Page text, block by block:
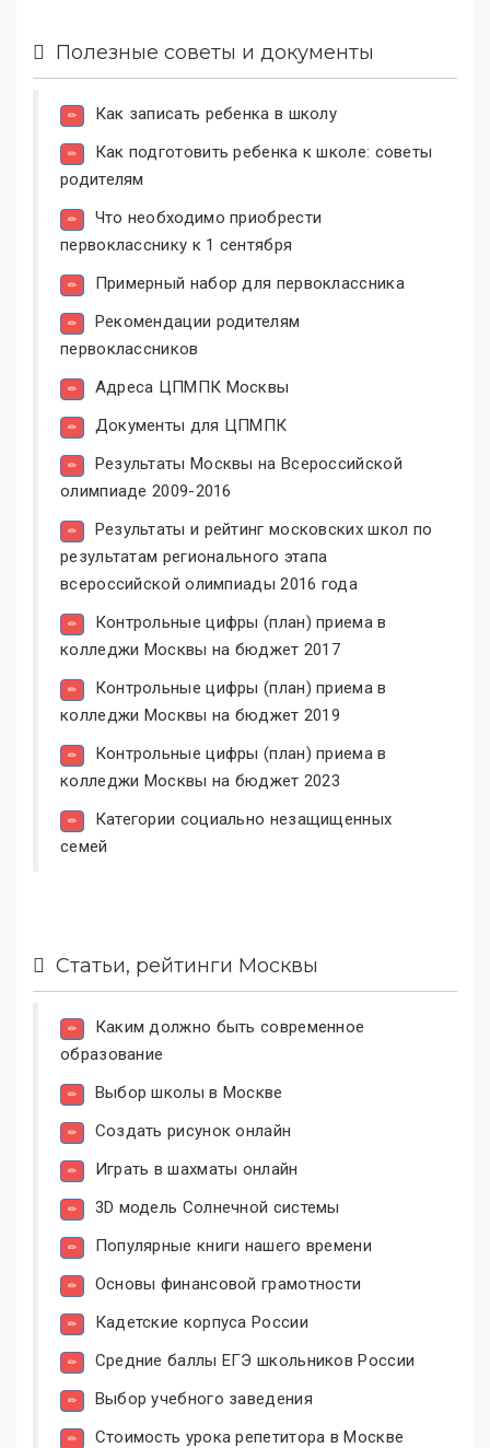
Полезные советы и документы
Как записать ребенка в школу
Как подготовить ребенка к школе: советы
родителям
Что необходимо приобрести
первокласснику к 1 сентября
Примерный набор для первоклассника
Рекомендации родителям
первоклассников
Адреса ЦПМПК Москвы
Документы для ЦПМПК
Результаты Москвы на Всероссийской
олимпиаде 2009-2016
Результаты и рейтинг московских школ по
результатам регионального этапа
всероссийской олимпиады 2016 года
Контрольные цифры (план) приема в
колледжи Москвы на бюджет 2017
Контрольные цифры (план) приема в
колледжи Москвы на бюджет 2019
Контрольные цифры (план) приема в
колледжи Москвы на бюджет 2023
Категории социально незащищенных
семей
Статьи, рейтинги Москвы
Каким должно быть современное
образование
Выбор школы в Москве
Создать рисунок онлайн
Играть в шахматы онлайн
3D модель Солнечной системы
Популярные книги нашего времени
Основы финансовой грамотности
Кадетские корпуса России
Средние баллы ЕГЭ школьников России
Выбор учебного заведения
Стоимость урока репетитора в Москве